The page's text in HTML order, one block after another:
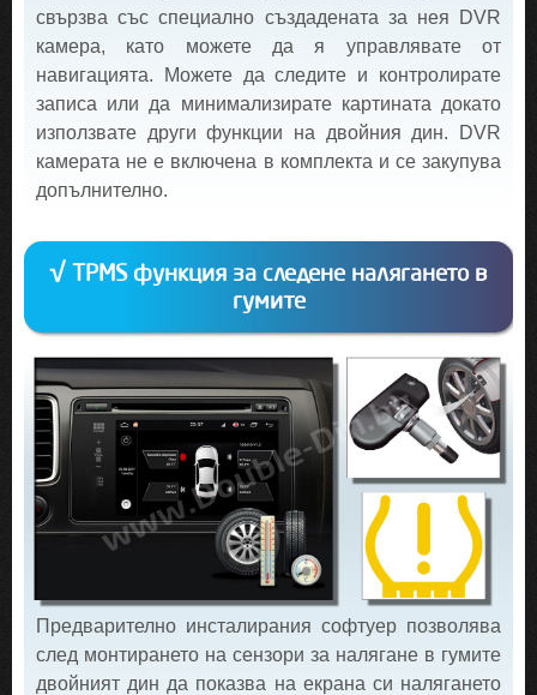
свързва със специално създадената за нея DVR
камера, като можете да я управлявате от
навигацията. Можете да следите и контролирате
записа или да минимализирате картината докато
използвате други функции на двойния дин. DVR
камерата не е включена в комплекта и се закупува
допълнително.
√ TPMS функция за следене налягането в
гумите
Предварително инсталирания софтуер позволява
след монтирането на сензори за налягане в гумите
двойният дин да показва на екрана си налягането